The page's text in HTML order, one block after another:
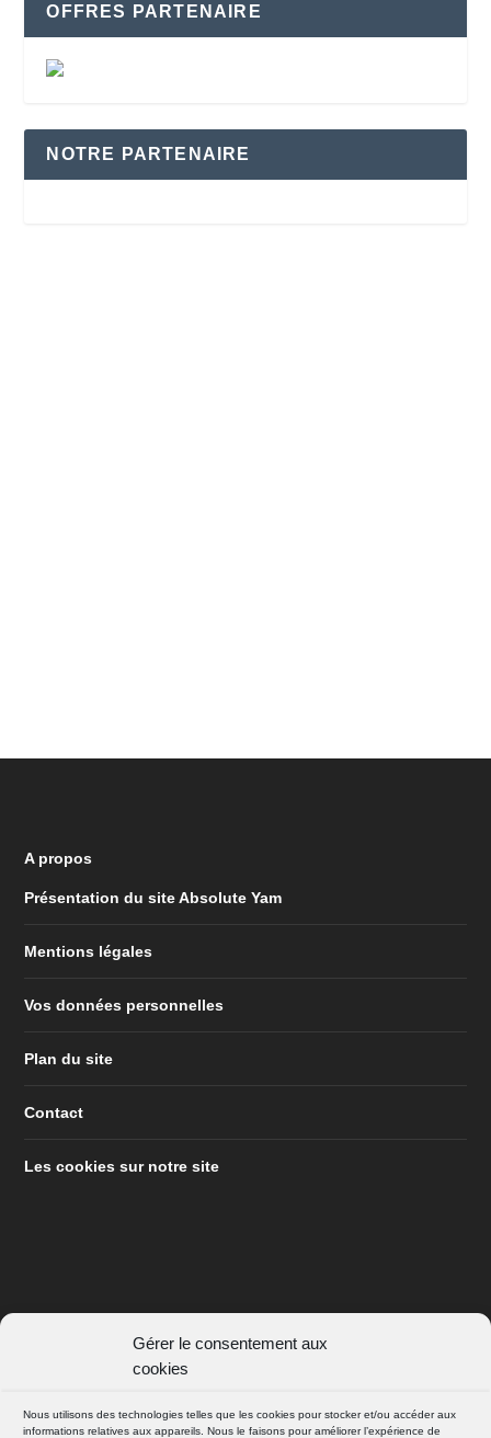
Gérer le consentement aux
cookies
Nous utilisons des technologies telles que les cookies pour stocker et/ou accéder aux
informations relatives aux appareils. Nous le faisons pour améliorer l’expérience de
OFFRES PARTENAIRE
NOTRE PARTENAIRE
A propos
Présentation du site Absolute Yam
Mentions légales
Vos données personnelles
Plan du site
Contact
Les cookies sur notre site
SUIVEZ NOUS